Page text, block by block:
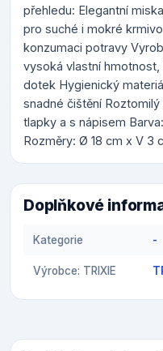
přehledu: Elegantní
pro suché i mokré
konzumaci potravy
vysoká vlastní
dotek Hygienický
snadné čištění
tlapky a s nápisem
Rozměry: Ø 18 cm x V 3
Doplňkové
Kategorie -
Výrobce: TRIXIE